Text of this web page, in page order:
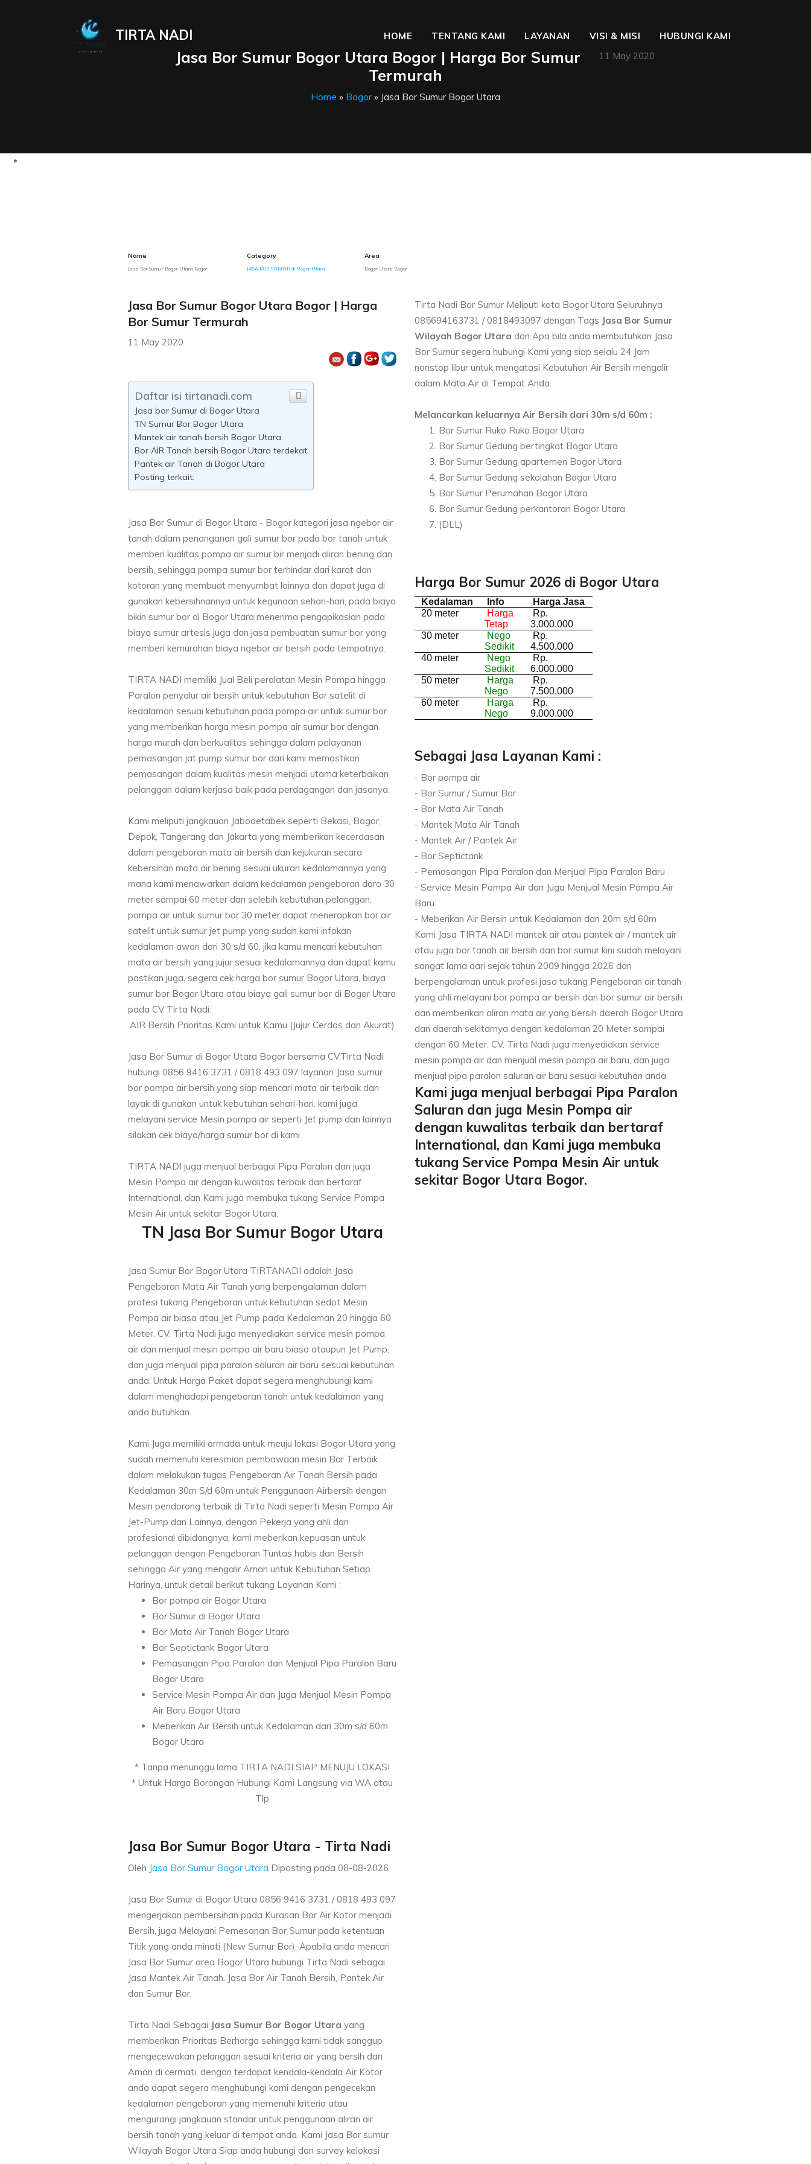
TIRTA NADI HOME TENTANG KAMI LAYANAN VISI & MISI
HUBUNGI KAMI
11 May 2020
Jasa Bor Sumur Bogor Utara Bogor | Harga Bor Sumur
Termurah
Home » Bogor » Jasa Bor Sumur Bogor Utara
Name
Jasa Bor Sumur Bogor Utara Bogor
Category
JASA BOR SUMUR di Bogor Utara
Area
Bogor Utara Bogor
Jasa Bor Sumur Bogor Utara Bogor | Harga
Bor Sumur Termurah
11 May 2020
Daftar isi tirtanadi.com
Jasa bor Sumur di Bogor Utara
TN Sumur Bor Bogor Utara
Mantek air tanah bersih Bogor Utara
Bor AIR Tanah bersih Bogor Utara terdekat
Pantek air Tanah di Bogor Utara
Posting terkait:
Jasa Bor Sumur di Bogor Utara - Bogor kategori jasa ngebor air
tanah dalam penanganan gali sumur bor pada bor tanah untuk
memberi kualitas pompa air sumur bir menjadi aliran bening dan
bersih, sehingga pompa sumur bor terhindar dari karat dan
kotoran yang membuat menyumbat lainnya dan dapat juga di
gunakan kebersihnannya untuk kegunaan sehari-hari, pada biaya
bikin sumur bor di Bogor Utara menerima pengapikasian pada
biaya sumur artesis juga dan jasa pembuatan sumur bor yang
memberi kemurahan biaya ngebor air bersih pada tempatnya.
TIRTA NADI memiliki Jual Beli peralatan Mesin Pompa hingga
Paralon penyalur air bersih untuk kebutuhan Bor satelit di
kedalaman sesuai kebutuhan pada pompa air untuk sumur bor
yang memberikan harga mesin pompa air sumur bor dengan
harga murah dan berkualitas sehingga dalam pelayanan
pemasangan jat pump sumur bor dari kami memastikan
pemasangan dalam kualitas mesin menjadi utama keterbaikan
pelanggan dalam kerjasa baik pada perdagangan dan jasanya.
Kami meliputi jangkauan Jabodetabek seperti Bekasi, Bogor,
Depok, Tangerang dan Jakarta yang memberikan kecerdasan
dalam pengeboran mata air bersih dan kejukuran secara
kebersihan mata air bening sesuai ukuran kedalamannya yang
mana kami menawarkan dalam kedalaman pengeboran daro 30
meter sampai 60 meter dan selebih kebutuhan pelanggan,
pompa air untuk sumur bor 30 meter dapat menerapkan bor air
satelit untuk sumur jet pump yang sudah kami infokan
kedalaman awan dari 30 s/d 60. jika kamu mencari kebutuhan
mata air bersih yang jujur sesuai kedalamannya dan dapat kamu
pastikan juga, segera cek harga bor sumur Bogor Utara, biaya
sumur bor Bogor Utara atau biaya gali sumur bor di Bogor Utara
pada CV Tirta Nadi.
AIR Bersih Prioritas Kami untuk Kamu (Jujur Cerdas dan Akurat)
Jasa Bor Sumur di Bogor Utara Bogor bersama CV.Tirta Nadi
hubungi 0856 9416 3731 / 0818 493 097 layanan Jasa sumur
bor pompa air bersih yang siap mencari mata air terbaik dan
layak di gunakan untuk kebutuhan sehari-hari. kami juga
melayani service Mesin pompa air seperti Jet pump dan lainnya
silakan cek biaya/harga sumur bor di kami.
TIRTA NADI juga menjual berbagai Pipa Paralon dan juga
Mesin Pompa air dengan kuwalitas terbaik dan bertaraf
International, dan Kami juga membuka tukang Service Pompa
Mesin Air untuk sekitar Bogor Utara.
TN Jasa Bor Sumur Bogor Utara
Jasa Sumur Bor Bogor Utara TIRTANADI adalah Jasa
Pengeboran Mata Air Tanah yang berpengalaman dalam
profesi tukang Pengeboran untuk kebutuhan sedot Mesin
Pompa air biasa atau Jet Pump pada Kedalaman 20 hingga 60
Meter, CV. Tirta Nadi juga menyediakan service mesin pompa
air dan menjual mesin pompa air baru biasa ataupun Jet Pump,
dan juga menjual pipa paralon saluran air baru sesuai kebutuhan
anda, Untuk Harga Paket dapat segera menghubungi kami
dalam menghadapi pengeboran tanah untuk kedalaman yang
anda butuhkan.
Kami Juga memiliki armada untuk meuju lokasi Bogor Utara yang
sudah memenuhi keresmian pembawaan mesin Bor Terbaik
dalam melakukan tugas Pengeboran Air Tanah Bersih pada
Kedalaman 30m S/d 60m untuk Penggunaan Airbersih dengan
Mesin pendorong terbaik di Tirta Nadi seperti Mesin Pompa Air
Jet-Pump dan Lainnya, dengan Pekerja yang ahli dan
profesional dibidangnya, kami meberikan kepuasan untuk
pelanggan dengan Pengeboran Tuntas habis dan Bersih
sehingga Air yang mengalir Aman untuk Kebutuhan Setiap
Harinya, untuk detail berikut tukang Layanan Kami :
Bor pompa air Bogor Utara
Bor Sumur di Bogor Utara
Bor Mata Air Tanah Bogor Utara
Bor Septictank Bogor Utara
Pemasangan Pipa Paralon dan Menjual Pipa Paralon Baru
Bogor Utara
Service Mesin Pompa Air dan Juga Menjual Mesin Pompa
Air Baru Bogor Utara
Meberikan Air Bersih untuk Kedalaman dari 30m s/d 60m
Bogor Utara
* Tanpa menunggu lama TIRTA NADI SIAP MENUJU LOKASI
* Untuk Harga Borongan Hubungi Kami Langsung via WA atau
Tlp
Tirta Nadi Bor Sumur Meliputi kota Bogor Utara Seluruhnya
085694163731 / 0818493097 dengan Tags Jasa Bor Sumur
Wilayah Bogor Utara dan Apa bila anda membutuhkan Jasa
Bor Sumur segera hubungi Kami yang siap selalu 24 Jam
nonstop libur untuk mengatasi Kebutuhan Air Bersih mengalir
dalam Mata Air di Tempat Anda.
Melancarkan keluarnya Air Bersih dari 30m s/d 60m :
Bor Sumur Ruko Ruko Bogor Utara
Bor Sumur Gedung bertingkat Bogor Utara
Bor Sumur Gedung apartemen Bogor Utara
Bor Sumur Gedung sekolahan Bogor Utara
Bor Sumur Perumahan Bogor Utara
Bor Sumur Gedung perkantoran Bogor Utara
(DLL)
Harga Bor Sumur 2026 di Bogor Utara
Kedalaman Info
Harga Jasa
20 meter
Harga
Tetap
Rp.
3.000.000
30 meter
Nego
Sedikit
Rp.
4.500.000
40 meter
Nego
Sedikit
Rp.
6.000.000
50 meter
Harga
Nego
Rp.
7.500.000
60 meter
Harga
Nego
Rp.
9.000.000
Sebagai Jasa Layanan Kami :
- Bor pompa air
- Bor Sumur / Sumur Bor
- Bor Mata Air Tanah
- Mantek Mata Air Tanah
- Mantek Air / Pantek Air
- Bor Septictank
- Pemasangan Pipa Paralon dan Menjual Pipa Paralon Baru
- Service Mesin Pompa Air dan Juga Menjual Mesin Pompa Air
Baru
- Meberikan Air Bersih untuk Kedalaman dari 20m s/d 60m
Kami Jasa TIRTA NADI mantek air atau pantek air / mantek air
atau juga bor tanah air bersih dan bor sumur kini sudah melayani
sangat lama dari sejak tahun 2009 hingga 2026 dan
berpengalaman untuk profesi jasa tukang Pengeboran air tanah
yang ahli melayani bor pompa air bersih dan bor sumur air bersih
dan memberikan aliran mata air yang bersih daerah Bogor Utara
dan daerah sekitarnya dengan kedalaman 20 Meter sampai
dengan 60 Meter, CV. Tirta Nadi juga menyediakan service
mesin pompa air dan menjual mesin pompa air baru, dan juga
menjual pipa paralon saluran air baru sesuai kebutuhan anda.
Kami juga menjual berbagai Pipa Paralon
Saluran dan juga Mesin Pompa air
dengan kuwalitas terbaik dan bertaraf
International, dan Kami juga membuka
tukang Service Pompa Mesin Air untuk
sekitar Bogor Utara Bogor.
Jasa Bor Sumur Bogor Utara - Tirta Nadi
Oleh Jasa Bor Sumur Bogor Utara Diposting pada 08-08-2026
Jasa Bor Sumur di Bogor Utara 0856 9416 3731 / 0818 493 097
mengerjakan pembersihan pada Kurasan Bor Air Kotor menjadi
Bersih, juga Melayani Pemesanan Bor Sumur pada ketentuan
Titik yang anda minati (New Sumur Bor), Apabila anda mencari
Jasa Bor Sumur area Bogor Utara hubungi Tirta Nadi sebagai
Jasa Mantek Air Tanah, Jasa Bor Air Tanah Bersih, Pantek Air
dan Sumur Bor.
Tirta Nadi Sebagai Jasa Sumur Bor Bogor Utara yang
memberikan Prioritas Berharga sehingga kami tidak sanggup
mengecewakan pelanggan sesuai kriteria air yang bersih dan
Aman di cermati, dengan terdapat kendala-kendala Air Kotor
anda dapat segera menghubungi kami dengan pengecekan
kedalaman pengeboran yang memenuhi kriteria atau
mengurangi jangkauan standar untuk penggunaan aliran air
bersih tanah yang keluar di tempat anda. Kami Jasa Bor sumur
Wilayah Bogor Utara Siap anda hubungi dan survey kelokasi